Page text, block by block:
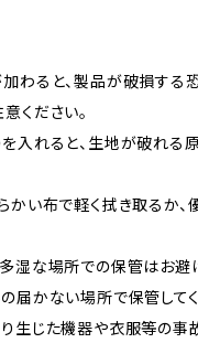
わると、製品が破損する
ください。
入れると、生地が破れる
かい布で軽く拭き取るか、
湿な場所での保管はお避
届かない場所で保管してく
生じた機器や衣服等の事